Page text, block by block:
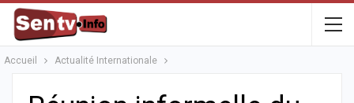
Accueil Actualité Internationale